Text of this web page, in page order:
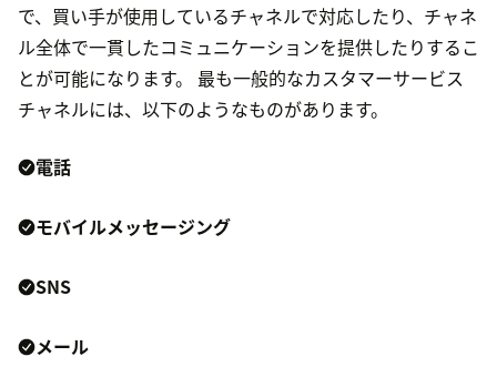
で、買い手が使用しているチャネルで対応したり、チャネ
ル全体で一貫したコミュニケーションを提供したりするこ
とが可能になります。 最も一般的なカスタマーサービス
チャネルには、以下のようなものがあります。
電話
モバイルメッセージング
SNS
メール